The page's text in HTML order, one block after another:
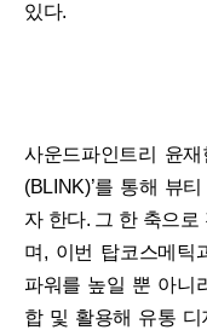
있다.
사운드파인트리 윤재
(BLINK)’를 통해 뷰
자 한다. 그 한 축으
며, 이번 탑코스메틱
파워를 높일 뿐 아니
합 및 활용해 유통